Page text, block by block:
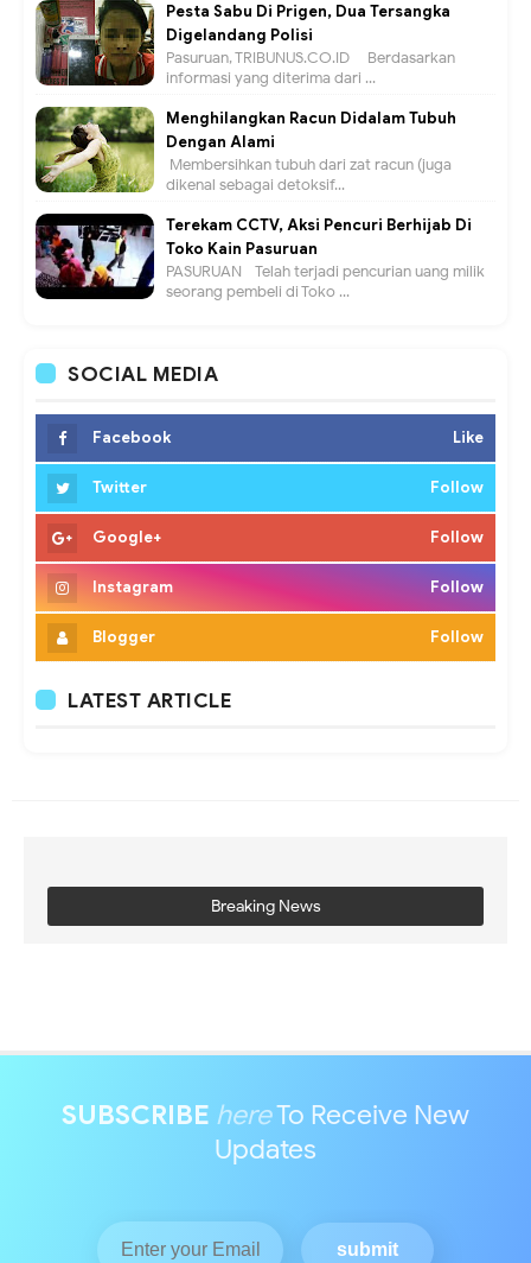
Pesta Sabu Di Prigen, Dua Tersangka
Digelandang Polisi
Pasuruan, TRIBUNUS.CO.ID - Berdasarkan
informasi yang diterima dari ...
Menghilangkan Racun Didalam Tubuh
Dengan Alami
Membersihkan tubuh dari zat racun (juga
dikenal sebagai detoksif...
Terekam CCTV, Aksi Pencuri Berhijab Di
Toko Kain Pasuruan
PASURUAN - Telah terjadi pencurian uang milik
seorang pembeli di Toko ...
SOCIAL MEDIA
Facebook Like
Twitter Follow
Google+ Follow
Instagram Follow
Blogger Follow
LATEST ARTICLE
Breaking News
SUBSCRIBE hereTo Receive New
Updates